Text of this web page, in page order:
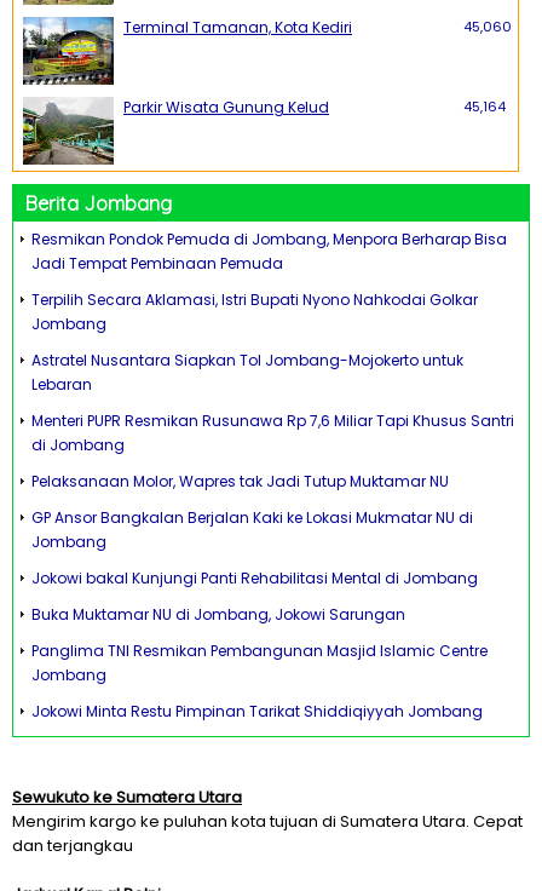
Terminal Tamanan, Kota Kediri 45,060
Parkir Wisata Gunung Kelud 45,164
Berita Jombang
Resmikan Pondok Pemuda di Jombang, Menpora Berharap Bisa
Jadi Tempat Pembinaan Pemuda
Terpilih Secara Aklamasi, Istri Bupati Nyono Nahkodai Golkar
Jombang
Astratel Nusantara Siapkan Tol Jombang-Mojokerto untuk
Lebaran
Menteri PUPR Resmikan Rusunawa Rp 7,6 Miliar Tapi Khusus Santri
di Jombang
Pelaksanaan Molor, Wapres tak Jadi Tutup Muktamar NU
GP Ansor Bangkalan Berjalan Kaki ke Lokasi Mukmatar NU di
Jombang
Jokowi bakal Kunjungi Panti Rehabilitasi Mental di Jombang
Buka Muktamar NU di Jombang, Jokowi Sarungan
Panglima TNI Resmikan Pembangunan Masjid Islamic Centre
Jombang
Jokowi Minta Restu Pimpinan Tarikat Shiddiqiyyah Jombang
Sewukuto ke Sumatera Utara
Mengirim kargo ke puluhan kota tujuan di Sumatera Utara. Cepat
dan terjangkau